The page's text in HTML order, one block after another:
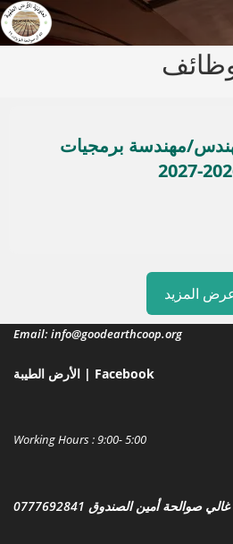
مهندسة برمجيات
2026-
المزيد
Email: info@goodearthcoop.org
الأرض الطيبة | Facebook
Working Hours : 9:00- 5:00
غالي صوالحة أمين الصندوق 0777692841